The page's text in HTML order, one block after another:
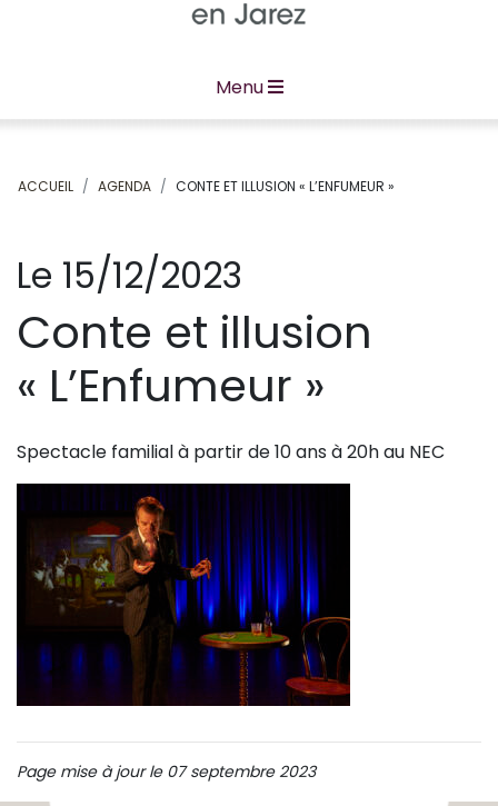
Menu
ACCUEIL AGENDA CONTE ET ILLUSION « L’ENFUMEUR »
Le 15/12/2023
Conte et illusion
« L’Enfumeur »
Spectacle familial à partir de 10 ans à 20h au NEC
Page mise à jour le 07 septembre 2023